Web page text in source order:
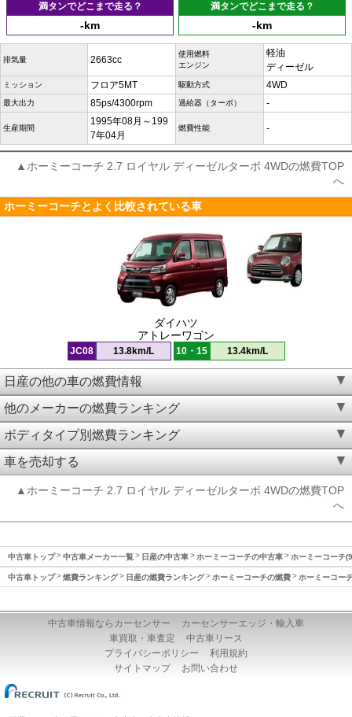
満タンでどこまで走る？
-km
満タンでどこまで走る？
-km
排気量 2663cc
使用燃料
エンジン
軽油
ディーゼル
ミッション フロア5MT 駆動方式 4WD
最大出力 85ps/4300rpm 過給器（ターボ） -
生産期間
1995年08月～199
7年04月
燃費性能 -
▲ホーミーコーチ 2.7 ロイヤル ディーゼルターボ 4WDの燃費TOP
へ
ホーミーコーチとよく比較されている車
ダイハツ
アトレーワゴン
JC08 13.8km/L 10・15 13.4km/L
日産の他の車の燃費情報
他のメーカーの燃費ランキング
ボディタイプ別燃費ランキング
車を売却する
▲ホーミーコーチ 2.7 ロイヤル ディーゼルターボ 4WDの燃費TOP
へ
中古車トップ 中古車メーカー一覧 日産の中古車 ホーミーコーチの中古車 ホーミーコーチ
中古車トップ 燃費ランキング 日産の燃費ランキング ホーミーコーチの燃費 ホーミーコー
中古車情報ならカーセンサー
カーセンサーエッジ・輸入車
車買取・車査定
中古車リース
プライバシーポリシー
利用規約
サイトマップ
お問い合わせ